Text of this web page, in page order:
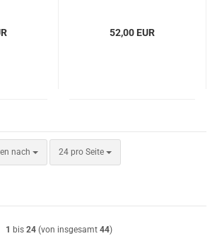
52,00 EUR
nach
nach 24 pro Seite
pro Seite
1 bis 24(von insgesamt 44)